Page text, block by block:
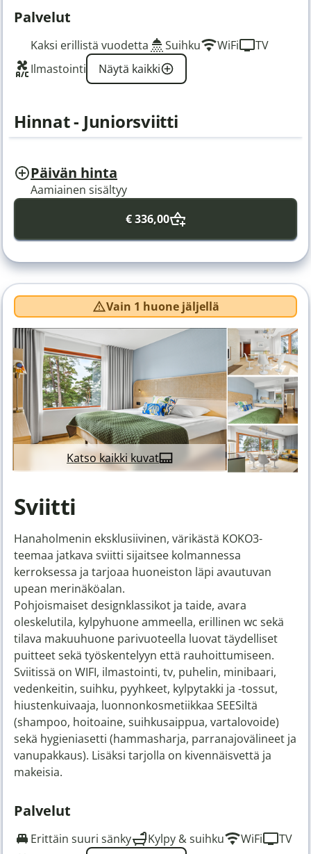
Palvelut
Kaksi erillistä vuodetta Suihku WiFi
TV
Ilmastointi
Näytä kaikki
Hinnat - Juniorsviitti
Päivän hinta
Aamiainen sisältyy
€ 336,00
Vain 1 huone jäljellä
Katso kaikki kuvat
Sviitti
Hanaholmenin eksklusiivinen, värikästä KOKO3-
teemaa jatkava sviitti sijaitsee kolmannessa
kerroksessa ja tarjoaa huoneiston läpi avautuvan
upean merinäköalan.
Pohjoismaiset designklassikot ja taide, avara
oleskelutila, kylpyhuone ammeella, erillinen wc sekä
tilava makuuhuone parivuoteella luovat täydelliset
puitteet sekä työskentelyyn että rauhoittumiseen.
Sviitissä on WIFI, ilmastointi, tv, puhelin, minibaari,
vedenkeitin, suihku, pyyhkeet, kylpytakki ja -tossut,
hiustenkuivaaja, luonnonkosmetiikkaa SEESiltä
(shampoo, hoitoaine, suihkusaippua, vartalovoide)
sekä hygieniasetti (hammasharja, parranajovälineet ja
vanupakkaus). Lisäksi tarjolla on kivennäisvettä ja
makeisia.
Palvelut
Erittäin suuri sänky Kylpy & suihku WiFi
TV